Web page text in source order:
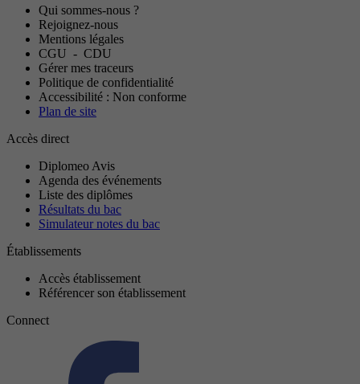
Qui sommes-nous ?
Rejoignez-nous
Mentions légales
CGU - CDU
Gérer mes traceurs
Politique de confidentialité
Accessibilité : Non conforme
Plan de site
Accès direct
Diplomeo Avis
Agenda des événements
Liste des diplômes
Résultats du bac
Simulateur notes du bac
Établissements
Accès établissement
Référencer son établissement
Connect